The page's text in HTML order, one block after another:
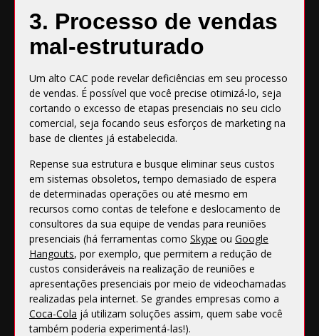
3. Processo de vendas
mal-estruturado
Um alto CAC pode revelar deficiências em seu processo
de vendas. É possível que você precise otimizá-lo, seja
cortando o excesso de etapas presenciais no seu ciclo
comercial, seja focando seus esforços de marketing na
base de clientes já estabelecida.
Repense sua estrutura e busque eliminar seus custos
em sistemas obsoletos, tempo demasiado de espera
de determinadas operações ou até mesmo em
recursos como contas de telefone e deslocamento de
consultores da sua equipe de vendas para reuniões
presenciais (há ferramentas como Skype ou Google
Hangouts, por exemplo, que permitem a redução de
custos consideráveis na realização de reuniões e
apresentações presenciais por meio de videochamadas
realizadas pela internet. Se grandes empresas como a
Coca-Cola já utilizam soluções assim, quem sabe você
também poderia experimentá-las!).